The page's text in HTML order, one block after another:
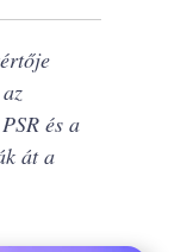
és a
át a